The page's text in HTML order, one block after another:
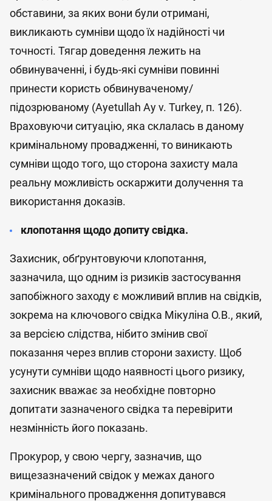
обставини, за яких вони були отримані,
викликають сумніви щодо їх надійності чи
точності. Тягар доведення лежить на
обвинуваченні, і будь-які сумніви повинні
принести користь обвинуваченому/
підозрюваному (Ayetullah Ay v. Turkey, п. 126).
Враховуючи ситуацію, яка склалась в даному
кримінальному провадженні, то виникають
сумніви щодо того, що сторона захисту мала
реальну можливість оскаржити долучення та
використання доказів.
клопотання щодо допиту свідка.
Захисник, обґрунтовуючи клопотання,
зазначила, що одним із ризиків застосування
запобіжного заходу є можливий вплив на свідків,
зокрема на ключового свідка Мікуліна О.В., який,
за версією слідства, нібито змінив свої
показання через вплив сторони захисту. Щоб
усунути сумніви щодо наявності цього ризику,
захисник вважає за необхідне повторно
допитати зазначеного свідка та перевірити
незмінність його показань.
Прокурор, у свою чергу, зазначив, що
вищезазначений свідок у межах даного
кримінального провадження допитувався